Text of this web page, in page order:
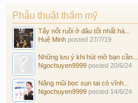
Phẫu thuật thẩm mỹ
Tẩy nốt ruồi ở đâu tốt nhất hà...
Huệ Minh posted 27/7/19
Những lưu ý khi hút mỡ bạn cần...
Ngochuyen9999 posted 20/6/24
Nâng mũi bọc sụn tai có vĩnh...
Ngochuyen9999 posted 14/6/24